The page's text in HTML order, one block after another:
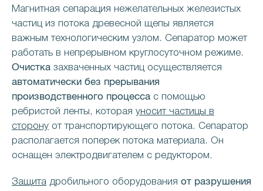
Магнитная сепарация нежелательных железистых
частиц из потока древесной щепы является
важным технологическим узлом. Сепаратор может
работать в непрерывном круглосуточном режиме.
Очистка захваченных частиц осуществляется
автоматически без прерывания
производственного процесса с помощью
ребристой ленты, которая уносит частицы в
сторону от транспортирующего потока. Сепаратор
располагается поперек потока материала. Он
оснащен электродвигателем с редуктором.
Защита дробильного оборудования от разрушения